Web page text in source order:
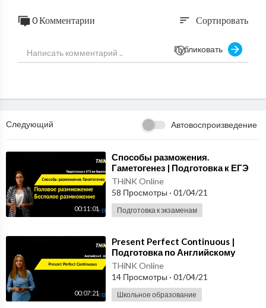
Санкт-Петербург, Таврическая ул. 35. Ст. м. Чернышевская
Телефон для связи: +7 812 244 71 43
0 Комментарии sort Сортировать
Публиковать
Следующий Автовоспроизведение
00:11:01
⁣Способы разможения.
Гаметогенез | Подготовка к ЕГЭ
по Биологии
THiNK Online
58 Просмотры · 01/04/21
Подготовка к экзаменам
00:07:21
⁣Present Perfect Continuous |
Подготовка по Английскому
языку
THiNK Online
14 Просмотры · 01/04/21
Школьное образование